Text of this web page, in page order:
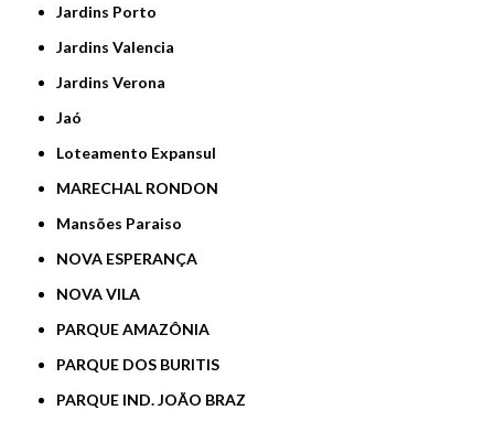
Jardins Porto
Jardins Valencia
Jardins Verona
Jaó
Loteamento Expansul
MARECHAL RONDON
Mansões Paraiso
NOVA ESPERANÇA
NOVA VILA
PARQUE AMAZÔNIA
PARQUE DOS BURITIS
PARQUE IND. JOÃO BRAZ